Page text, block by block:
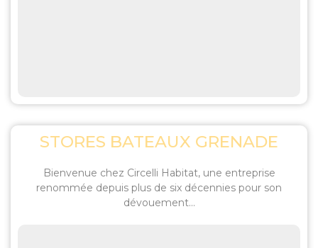
STORES BATEAUX GRENADE
Bienvenue chez Circelli Habitat, une entreprise
renommée depuis plus de six décennies pour son
dévouement...